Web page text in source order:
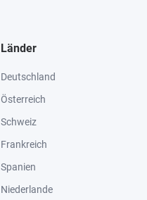
Länder
Deutschland
Österreich
Schweiz
Frankreich
Spanien
Niederlande